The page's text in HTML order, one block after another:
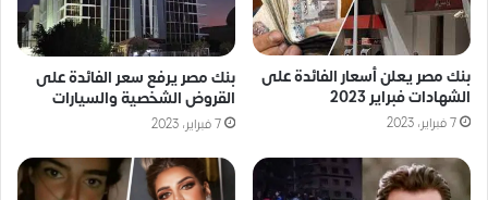
بنك مصر يعلن أسعار الفائدة على
الشهادات فبراير 2023
7 فبراير، 2023
بنك مصر يرفع سعر الفائدة على
القروض الشخصية والسيارات
7 فبراير، 2023